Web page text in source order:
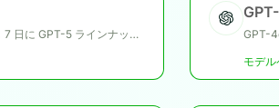
GPT-5 は 2025 年 8 月 7 日に GPT-5 ラインナップの一部として公開され、GPT-5 mini・GPT-5 nano と並ぶ、推論重視の中核モデルです。
モデ